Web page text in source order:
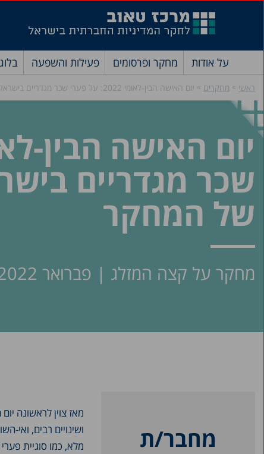
על אודות מחקר ופרסומים פעילות והשפעה בלוג
ראשי » מחקרים » יום האישה הבין-לאומי 2022: על פערי שכר מגדריים בישראל ויכולת ההשפעה של המחקר
שכר מגדריים
של המחקר
מחקר על קצה המזלג | פברואר 2022
מחבר/ת
ושינויים רבים, ואי-
מלא, כמו סוגיית